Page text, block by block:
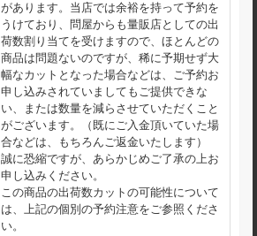
があります。当店では余裕を持って予約を
うけており、問屋からも量販店としての出
荷数割り当てを受けますので、ほとんどの
商品は問題ないのですが、稀に予期せず大
幅なカットとなった場合などは、ご予約お
申し込みされていましてもご提供できな
い、または数量を減らさせていただくこと
がございます。（既にご入金頂いていた場
合などは、もちろんご返金いたします）
誠に恐縮ですが、あらかじめご了承の上お
申し込みください。
この商品の出荷数カットの可能性について
は、上記の個別の予約注意をご参照くださ
い。